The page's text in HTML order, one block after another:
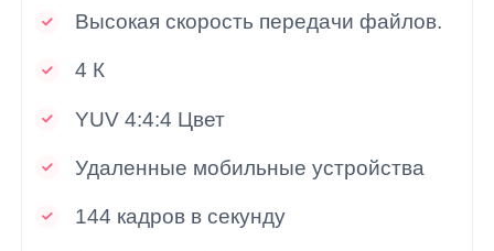
Высокая скорость передачи файлов.
4 К
YUV 4:4:4 Цвет
Удаленные мобильные устройства
144 кадров в секунду